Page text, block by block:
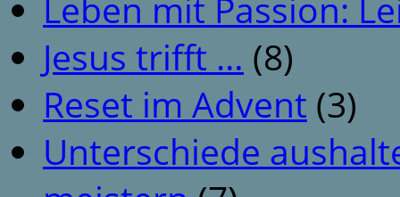
Jesus trifft … (8)
Reset im Advent (3)
Unterschiede